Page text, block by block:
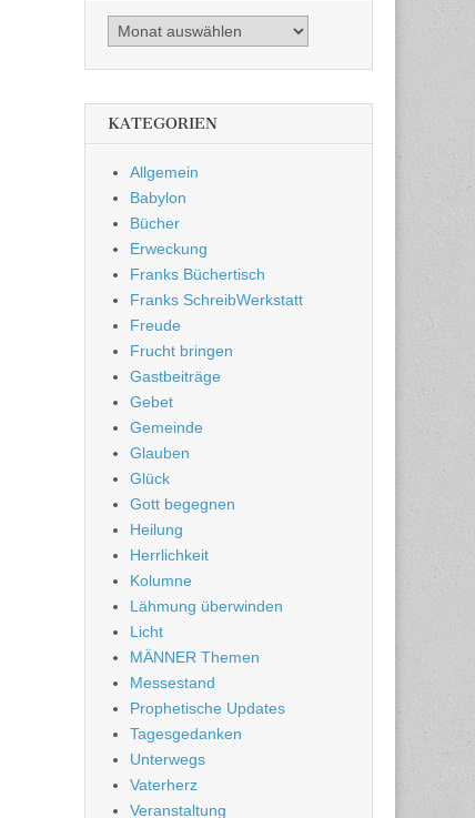
Archiv
KATEGORIEN
Allgemein
Babylon
Bücher
Erweckung
Franks Büchertisch
Franks SchreibWerkstatt
Freude
Frucht bringen
Gastbeiträge
Gebet
Gemeinde
Glauben
Glück
Gott begegnen
Heilung
Herrlichkeit
Kolumne
Lähmung überwinden
Licht
MÄNNER Themen
Messestand
Prophetische Updates
Tagesgedanken
Unterwegs
Vaterherz
Veranstaltung